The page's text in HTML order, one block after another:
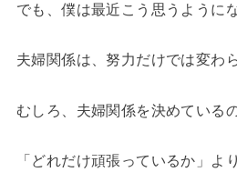
でも、僕は最近こう思うように
夫婦関係は、努力だけでは変わ
むしろ、夫婦関係を決めているの
「どれだけ頑張っているか」よ